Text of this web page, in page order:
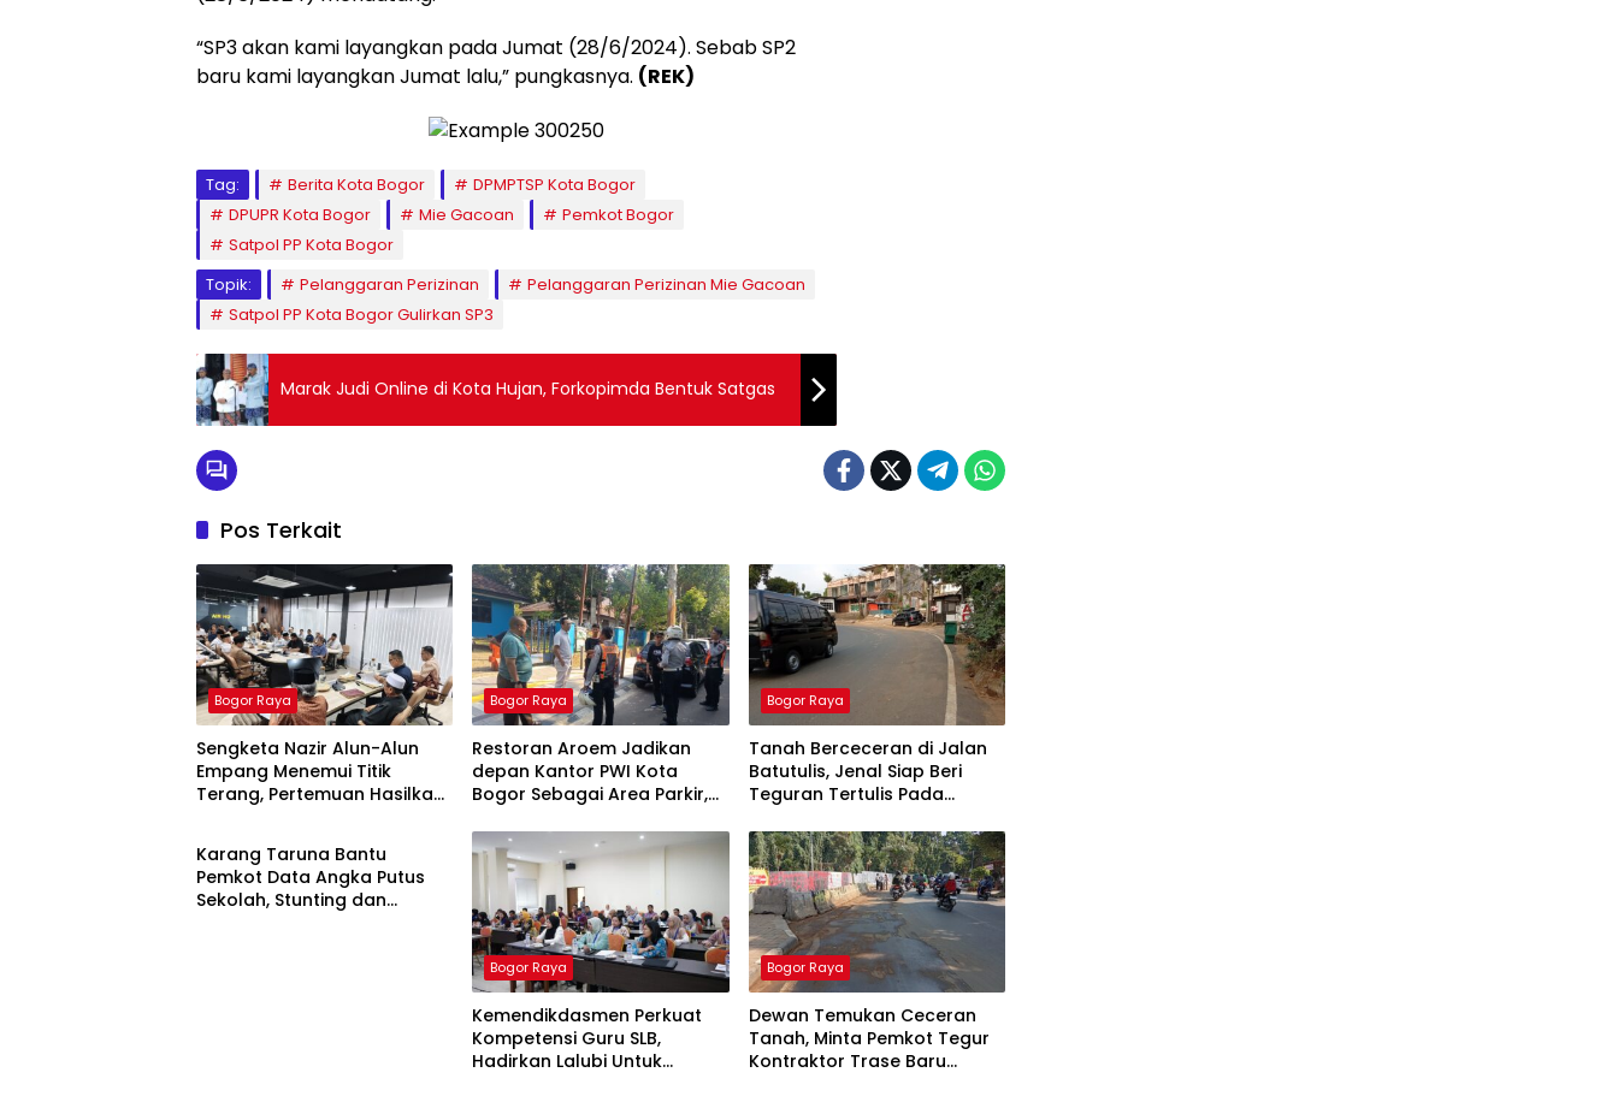
“SP3 akan kami layangkan pada Jumat (28/6/2024). Sebab SP2
baru kami layangkan Jumat lalu,” pungkasnya. (REK)
Tag: Berita Kota Bogor
DPMPTSP Kota Bogor
DPUPR Kota Bogor
Mie Gacoan
Pemkot Bogor
Satpol PP Kota Bogor
Topik:
Pelanggaran Perizinan
Pelanggaran Perizinan Mie Gacoan
Satpol PP Kota Bogor Gulirkan SP3
Marak Judi Online di Kota Hujan, Forkopimda Bentuk Satgas
Pos Terkait
Bogor Raya
Sengketa Nazir Alun-Alun
Empang Menemui Titik
Terang, Pertemuan Hasilkan
Bogor Raya
Restoran Aroem Jadikan
depan Kantor PWI Kota
Bogor Sebagai Area Parkir,
Bogor Raya
Tanah Berceceran di Jalan
Batutulis, Jenal Siap Beri
Teguran Tertulis Pada
Bogor Raya
Karang Taruna Bantu
Pemkot Data Angka Putus
Sekolah, Stunting dan
Bogor Raya
Kemendikdasmen Perkuat
Kompetensi Guru SLB,
Hadirkan Lalubi Untuk
Bogor Raya
Dewan Temukan Ceceran
Tanah, Minta Pemkot Tegur
Kontraktor Trase Baru